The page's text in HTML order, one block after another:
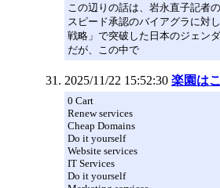
この辺りの話は、岩永直子記者
スピード承認のバイアグラに対
戦略」で突破した日本のジェン
だが、この中で
2025/11/22 15:52:30 楽園は
0 Cart
Renew services
Cheap Domains
Do it yourself
Website services
IT Services
Do it yourself